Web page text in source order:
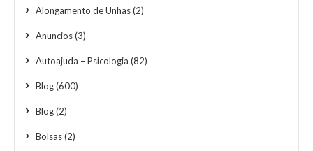
Alongamento de Unhas(2)
Anuncios(3)
Autoajuda – Psicologia (82)
Blog(600)
Blog(2)
Bolsas(2)